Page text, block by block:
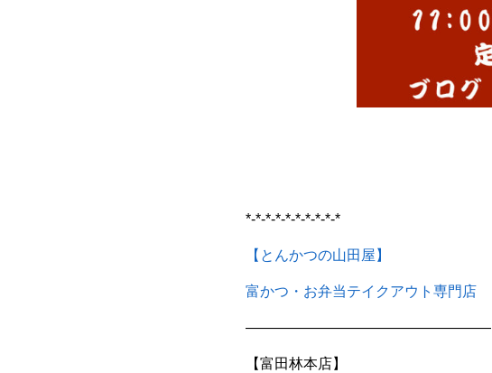
*-*-*-*-*-*-*-*-*-*
【とんかつの山田屋】
富かつ・お弁当テイクアウト専門店
—————————————————
【富田林本店】